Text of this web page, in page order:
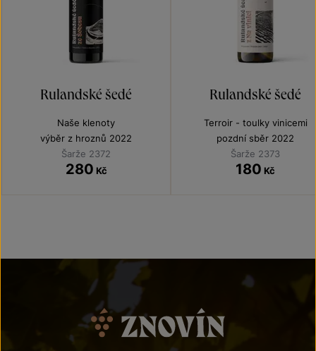
Rulandské šedé
Naše klenoty
výběr z hroznů 2022
Šarže 2372
280 Kč
Rulandské šedé
Terroir - toulky vinicemi
pozdní sběr 2022
Šarže 2373
180 Kč